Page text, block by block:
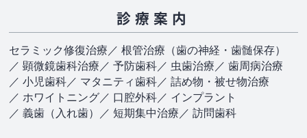
診療案内
セラミック修復治療／ 根管治療（歯の神経・歯髄保存）
／ 顕微鏡歯科治療／ 予防歯科／ 虫歯治療／ 歯周病治療
／ 小児歯科／ マタニティ歯科／ 詰め物・被せ物治療
／ ホワイトニング／ 口腔外科／ インプラント
／ 義歯（入れ歯） ／ 短期集中治療／ 訪問歯科